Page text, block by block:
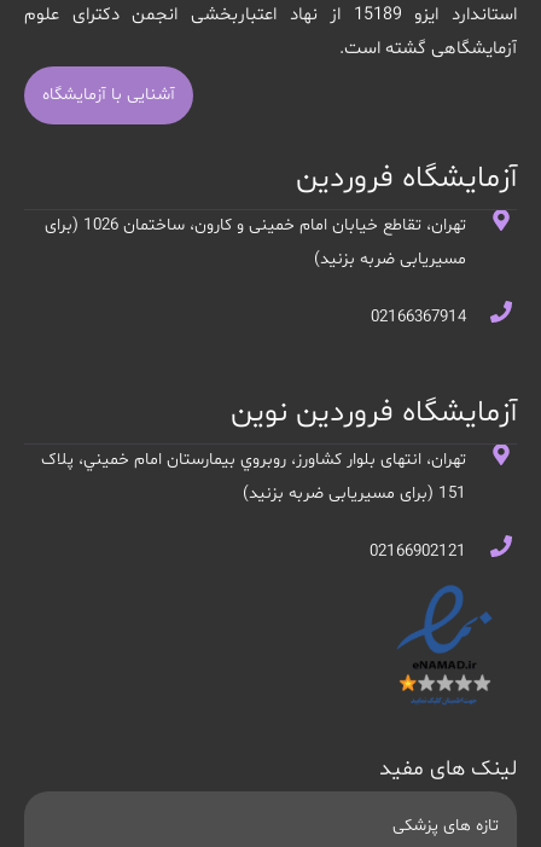
استاندارد ایزو 15189 از نهاد اعتباربخشی انجمن دکترای علوم
آزمایشگاهی گشته است.
آشنایی با آزمایشگاه
آزمایشگاه فروردین
تهران، تقاطع خیابان امام خمینی و کارون، ساختمان 1026 (برای
مسیریابی ضربه بزنید)
02166367914
آزمایشگاه فروردین نوین
تهران، انتهای بلوار کشاورز، روبروي بيمارستان امام خميني، پلاک
151 (برای مسیریابی ضربه بزنید)
02166902121
لینک های مفید
تازه های پزشکی